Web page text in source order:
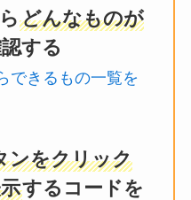
どんなものが
する
できるもの一覧を
ンをクリック
するコードを